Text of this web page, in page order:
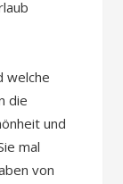
welche
die
und
mal
von